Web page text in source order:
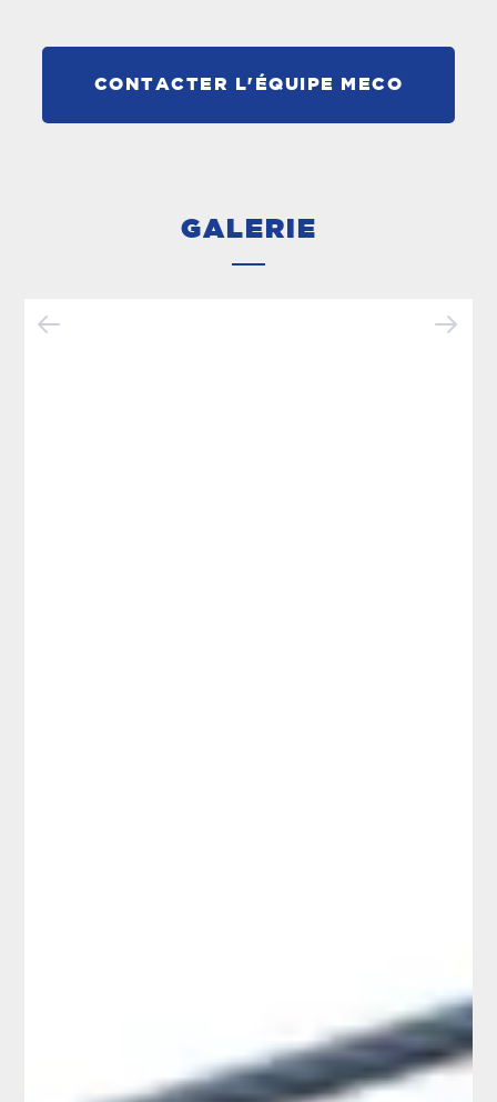
CONTACTER L'ÉQUIPE MECO
GALERIE